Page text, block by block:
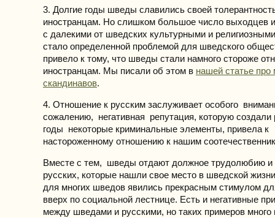
3. Долгие годы шведы славились своей
иностранцам. Но слишком большое число выходцев
с далекими от шведских культурными и
стало определенной проблемой для шведского
привело к тому, что шведы стали намного стороже
иностранцам. Мы писали об этом в нашей статье про
скандинавов.
4. Отношение к русским заслуживает особого
сожалению, негативная репутация, которую создали
годы некоторые криминальные элементы, привела к
настороженному отношению к нашим
Вместе с тем, шведы отдают должное трудолюбию и
русских, которые нашли свое место в шведской
для многих шведов явились прекрасным стимулом
вверх по социальной лестнице. Есть и негативные
между шведами и русскими, но таких примеров много